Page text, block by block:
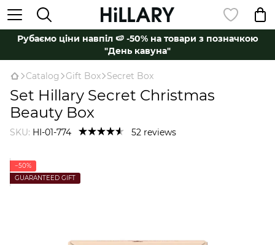
Рубаємо ціни навпіл 🍉 -50% на товари з позначкою
"День кавуна"
Catalog Gift Box Secret Box
Set Hillary Secret Christmas
Beauty Box
SKU: HI-01-774 52 reviews
−50%
GUARANTEED GIFT